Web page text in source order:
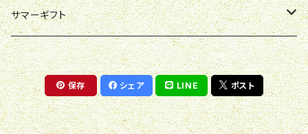
オーダーメード・買取
貸出・レンタル
慶事用
弔事用
レンタル
ハーバリューム
デザイナーズおまかせ
デザイナーズオリジナル
その他
その他
ウインターギフト（お歳暮）
シクラメン
ポインセチア
その他
ワークショップ（お店で）
ワークショップ（出張）
レッスン
サマーギフト
花束・アレンジメント・スタンディングブーケ
観葉植物
保存 シェア LINE ポスト